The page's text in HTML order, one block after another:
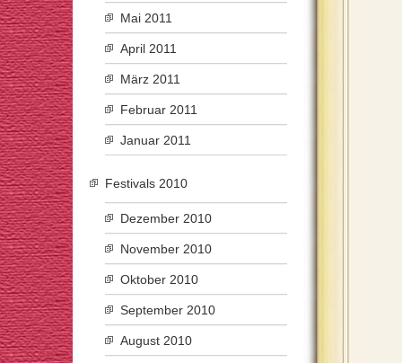
Mai 2011
April 2011
März 2011
Februar 2011
Januar 2011
Festivals 2010
Dezember 2010
November 2010
Oktober 2010
September 2010
August 2010